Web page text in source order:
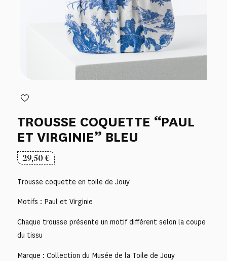
TROUSSE COQUETTE “PAUL
ET VIRGINIE” BLEU
29,50€
Trousse coquette en toile de Jouy
Motifs : Paul et Virginie
Chaque trousse présente un motif différent selon la coupe
du tissu
Marque : Collection du Musée de la Toile de Jouy